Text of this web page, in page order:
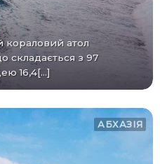
складається з 97
16,4[...]
АБХАЗІЯ